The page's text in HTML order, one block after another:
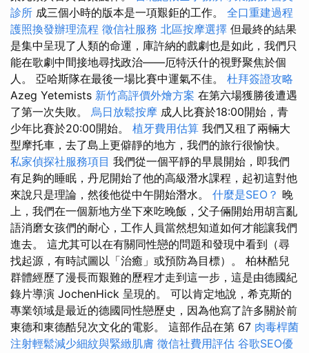
診所 成三個小時的版本是一項艱鉅的工作。 全口重建過程
護照換發辦理流程 徵信社服務 北區按摩選擇 但最終的結果
是集中呈現了人類的命運，庫許納的戲劇也是如此，我們只
能在歌劇中間接地尋找政治——厄特沃什的視野聚焦於個
人。 亞哈斯隊在最後一場比賽中運氣不佳。 杜拜簽證攻略
Azeg Yetemists 新竹高評價外燴方案 在第六場獲勝後遭遇
了第一次失敗。 烏日放鬆按摩 成人比賽於18:00開始，青
少年比賽於20:00開始。 植牙費用估算 我們又租了兩輛大
型摩托車，去了島上更僻靜的地方，我們的旅行很愉快。
私家偵探社服務項目 我們從一個平靜的早晨開始，即我們
有足夠的睡眠，丹尼開始了他的高級潛水課程，起初這對他
來說只是理論，然後他從中午開始潛水。 什麼是SEO？ 晚
上，我們在一個新地方坐下來吃晚飯，父子倆開始用胡言亂
語消磨女孩們的耐心，工作人員當然想知道如何才能讓我們
進去。 這尤其可以在有關同性戀的問題和發現中看到（尋
找起源，有時試圖以「治癒」或預防為目標）。 柏林酷兒
群體經歷了漫長而艱難的歷程才走到這一步，這是由德國紀
錄片導演 JochenHick 呈現的。 可以肯定地說，希克斯的
專業領域是最近的德國同性戀歷史，因為他寫了許多關於前
東德和東德酷兒次文化的電影。 這部作品在第 67 肉毒桿菌
注射輕鬆減少細紋與緊緻肌膚 徵信社費用評估 谷歌SEO優